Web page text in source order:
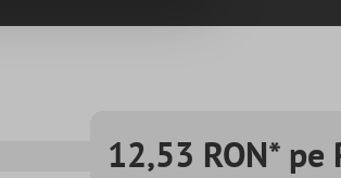
12,53 RON* pe